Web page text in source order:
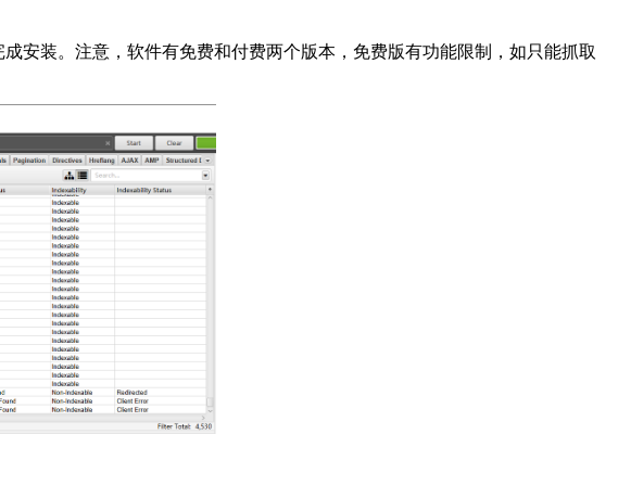
安装。注意，软件有免费和付费两个版本，免费版有功能限制，如只能抓取